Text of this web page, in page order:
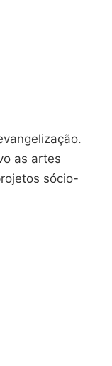
as artes
sócio-